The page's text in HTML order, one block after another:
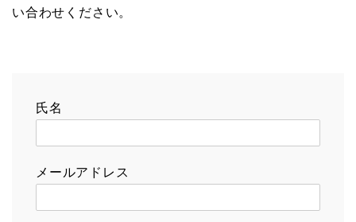
い合わせください。
氏名
メールアドレス